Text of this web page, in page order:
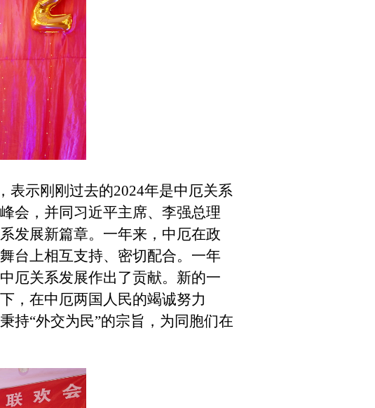
表示刚刚过去的2024年是中厄关系
会，并同习近平主席、李强总理
发展新篇章。一年来，中厄在政
台上相互支持、密切配合。一年
厄关系发展作出了贡献。新的一
，在中厄两国人民的竭诚努力
持“外交为民”的宗旨，为同胞们在